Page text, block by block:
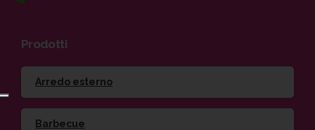
Prodotti
Arredo esterno
Barbecue